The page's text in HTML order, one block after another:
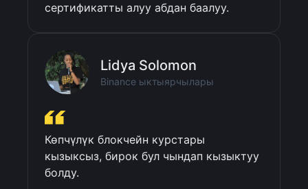
сертификатты алуу абдан баалуу.
Lidya Solomon
Binance ыктыярчылары
Көпчүлүк блокчейн курстары
кызыксыз, бирок бул чындап кызыктуу
болду.